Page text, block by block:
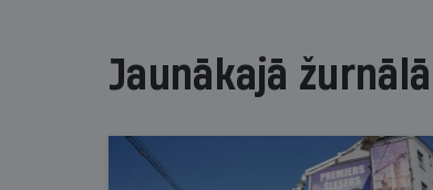
Jaunākajā žurnālā